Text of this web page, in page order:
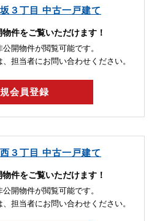
３丁目 中古一戸建て
件をご覧いただけます！
開物件が閲覧可能です。
担当者にお問い合わせください。
会員登録
３丁目 中古一戸建て
件をご覧いただけます！
開物件が閲覧可能です。
担当者にお問い合わせください。